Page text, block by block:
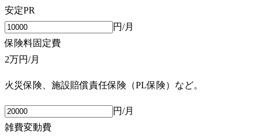
安定PR
円/月
保険料固定費
2万円/月
火災保険、施設賠償責任保険（PL保険）など。
円/月
雑費変動費